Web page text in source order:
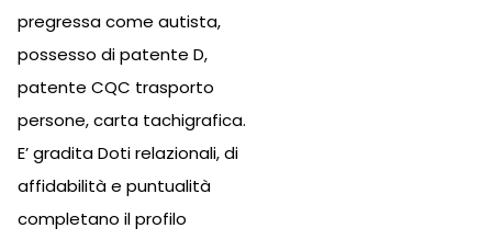
pregressa come autista,
possesso di patente D,
patente CQC trasporto
persone, carta tachigrafica.
E’ gradita Doti relazionali, di
affidabilità e puntualità
completano il profilo